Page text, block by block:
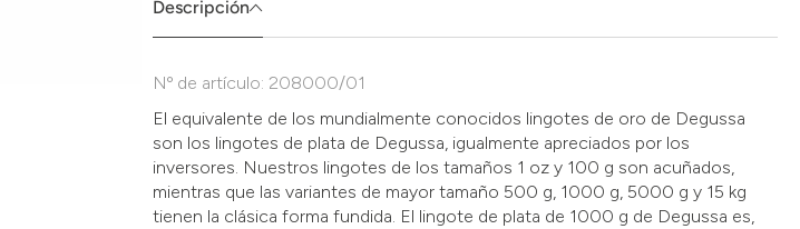
Zustimmung
Descripción
Nº de artículo: 208000/01
El equivalente de los mundialmente conocidos lingotes de oro de Degussa
son los lingotes de plata de Degussa, igualmente apreciados por los
inversores. Nuestros lingotes de los tamaños 1 oz y 100 g son acuñados,
mientras que las variantes de mayor tamaño 500 g, 1000 g, 5000 g y 15 kg
tienen la clásica forma fundida. El lingote de plata de 1000 g de Degussa es,